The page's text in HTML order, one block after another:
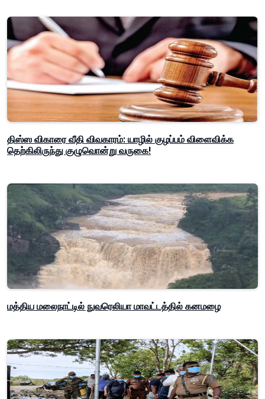
திஸ்ஸ விகாரை வீதி விவகாரம்: யாழில் குழப்பம் விளைவிக்க
தெற்கிலிருந்து குழுவொன்று வருகை!
மத்திய மலைநாட்டில் நுவரெலியா மாவட்டத்தில் கனமழை